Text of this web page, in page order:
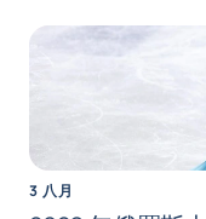
3 八月